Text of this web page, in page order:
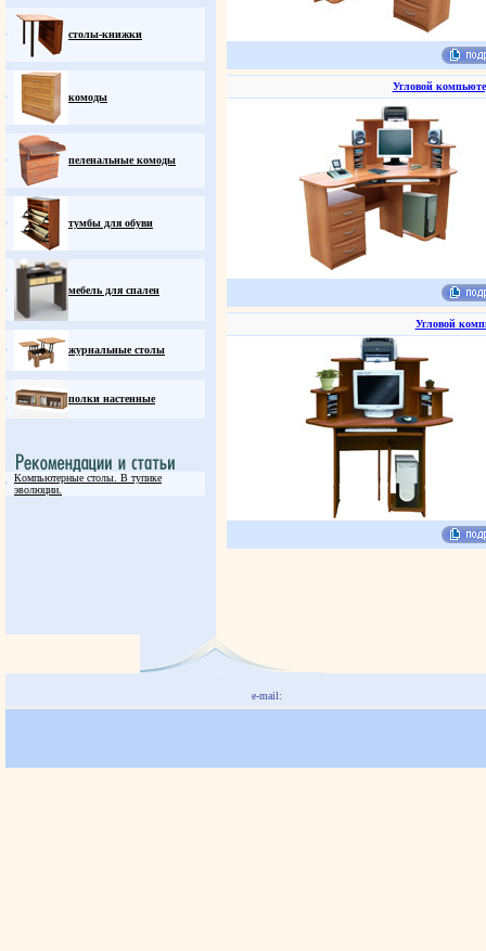
столы-книжки
комоды
пеленальные комоды
тумбы для обуви
мебель для спален
журнальные столы
полки настенные
Компьютерные столы. В тупике
эволюции.
Угловой
Угловой
e-mail: